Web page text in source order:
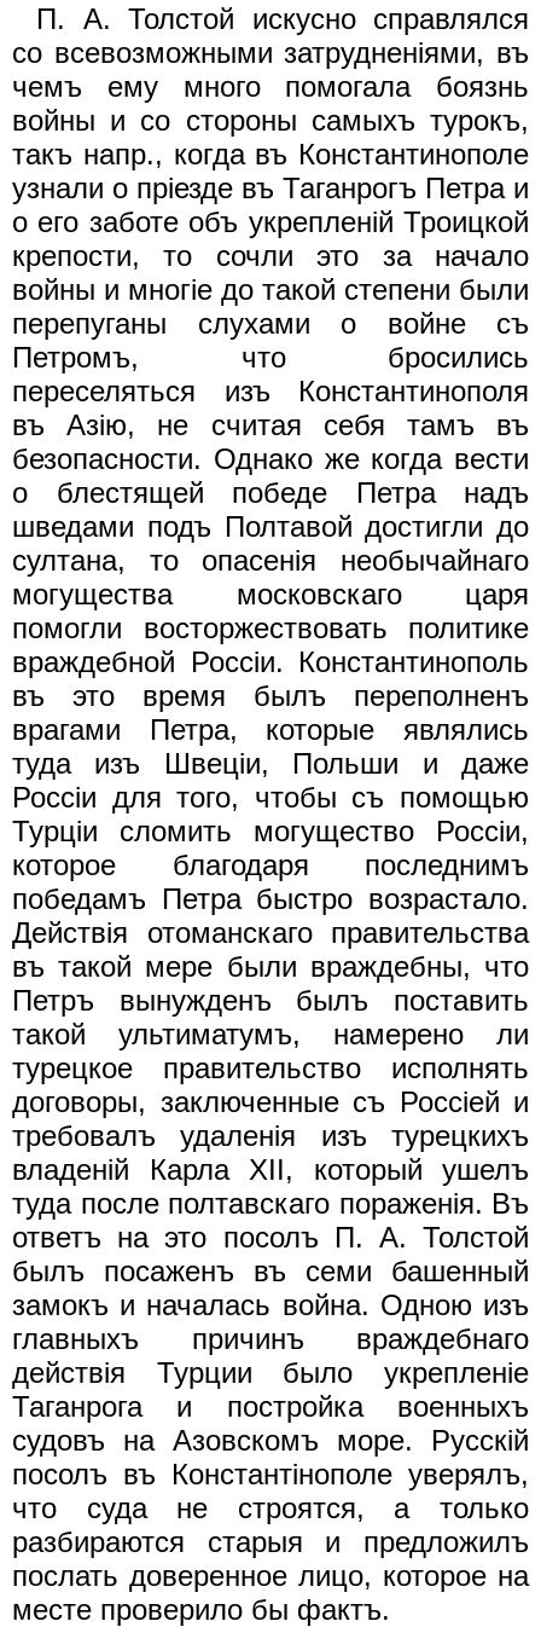
П. А. Толстой искусно справлялся
со всевозможными затрудненiями, въ
чемъ ему много помогала боязнь
войны и со стороны самыхъ турокъ,
такъ напр., когда въ Константинополе
узнали о прiезде въ Таганрогъ Петра и
о его заботе объ укрепленiй Троицкой
крепости, то сочли это за начало
войны и многiе до такой степени были
перепуганы слухами о войне съ
Петромъ, что бросились
переселяться изъ Константинополя
въ Азiю, не считая себя тамъ въ
безопасности. Однако же когда вести
о блестящей победе Петра надъ
шведами подъ Полтавой достигли до
султана, то опасенiя необычайнаго
могущества московскаго царя
помогли восторжествовать политике
враждебной Росciи. Константинополь
въ это время былъ переполненъ
врагами Петра, которые являлись
туда изъ Швецiи, Польши и даже
Россiи для того, чтобы съ помощью
Турцiи сломить могущество Россiи,
которое благодаря последнимъ
победамъ Петра быстро возрастало.
Действiя отоманскаго правительства
въ такой мере были враждебны, что
Петръ вынужденъ былъ поставить
такой ультиматумъ, намерено ли
турецкое правительство исполнять
договоры, заключенные съ Россiей и
требовалъ удаленiя изъ турецкихъ
владенiй Карла XII, который ушелъ
туда после полтавскаго пораженiя. Въ
ответъ на это посолъ П. А. Толстой
былъ посаженъ въ семи башенный
замокъ и началась война. Одною изъ
главныхъ причинъ враждебнаго
действiя Турции было укрепленiе
Таганрога и постройка военныхъ
судовъ на Азовскомъ море. Русскiй
посолъ въ Константiнополе уверялъ,
что суда не строятся, а только
разбираются старыя и предложилъ
послать доверенное лицо, которое на
месте проверило бы фактъ.